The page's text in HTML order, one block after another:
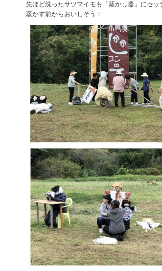
先ほど洗ったサツマイモも「蒸かし器」にセッ
蒸かす前からおいしそう！